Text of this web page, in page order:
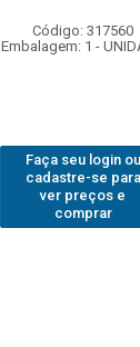
Código: 317560
Embalagem: 1 -
Faça seu login ou
cadastre-se para
ver preços e
comprar